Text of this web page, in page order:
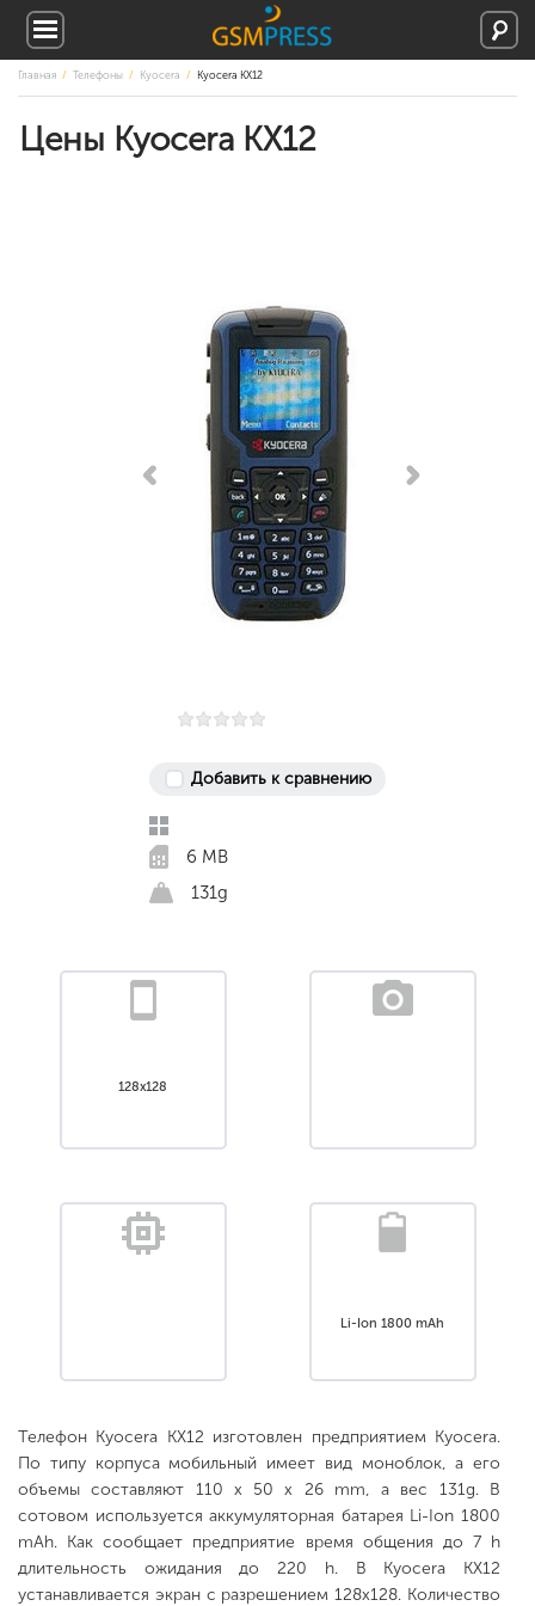
Главная Телефоны Kyocera Kyocera KX12
Цены Kyocera KX12
Добавить к сравнению
6 MB
131g
128x128
Li-Ion 1800 mAh
Телефон Kyocera KX12 изготовлен предприятием Kyocera.
По типу корпуса мобильный имеет вид моноблок, а его
объемы составляют 110 x 50 x 26 mm, а вес 131g. В
сотовом используется аккумуляторная батарея Li-Ion 1800
mAh. Как сообщает предприятие время общения до 7 h
длительность ожидания до 220 h. В Kyocera KX12
устанавливается экран с разрешением 128x128. Количество